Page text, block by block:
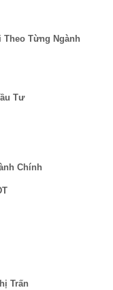
Theo Từng Ngành
Tư
Chính
Trấn